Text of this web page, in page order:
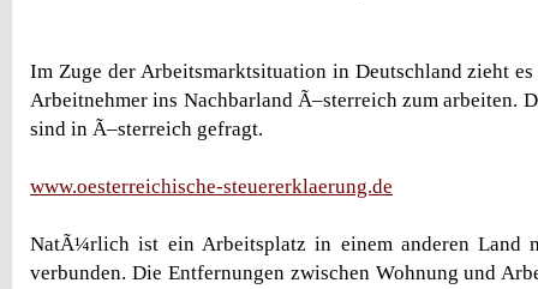
Im Zuge der Arbeitsmarktsituation in Deutschland zieht
Arbeitnehmer ins Nachbarland Ã–sterreich zum arbeiten.
sind in Ã–sterreich gefragt.
www.oesterreichische-steuererklaerung.de
NatÃ¼rlich ist ein Arbeitsplatz in einem anderen Land
verbunden. Die Entfernungen zwischen Wohnung und